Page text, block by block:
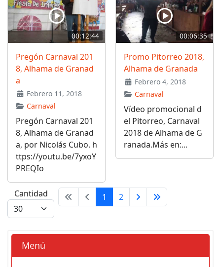
00:12:44
Pregón Carnaval 201
8, Alhama de Granad
a
Febrero 11, 2018
Carnaval
Pregón Carnaval 201
8, Alhama de Granad
a, por Nicolás Cubo. h
ttps://youtu.be/7yxoY
PREQIo
00:06:35
Promo Pitorreo 2018,
Alhama de Granada
Febrero 4, 2018
Carnaval
Vídeo promocional d
el Pitorreo, Carnaval
2018 de Alhama de G
ranada.Más en:...
Cantidad 1 2
Menú